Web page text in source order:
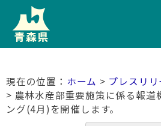
ホーム > プレスリリ
> 農林水産部重要施策に係る報道
ング(4月)を開催します。